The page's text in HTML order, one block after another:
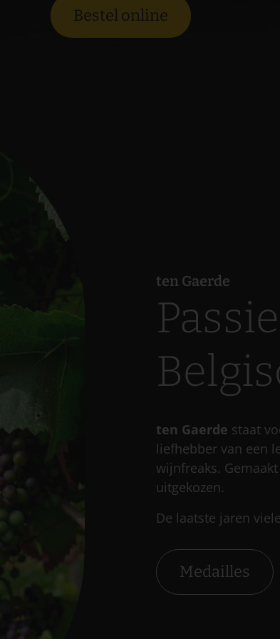
Bestel online
ten Gaerde
ten Gaerde staat
liefhebber van een
wijnfreaks.
uitgekozen.
De laatste jaren
Medailles